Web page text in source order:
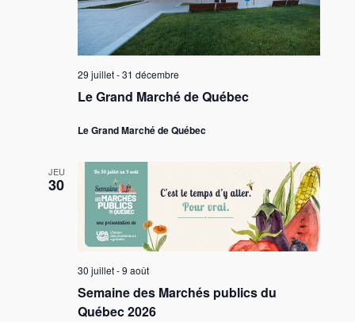
Le Grand Marché de Québec
29 juillet-31 décembre
Le Grand Marché de Québec
JEU
30
Semaine des Marchés publics du
Québec 2026
30 juillet-9 août